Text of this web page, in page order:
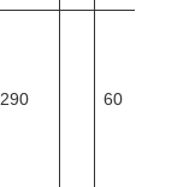
290 60